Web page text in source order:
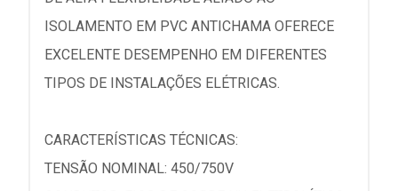
ISOLAMENTO EM PVC ANTICHAMA OFERECE
EXCELENTE DESEMPENHO EM DIFERENTES
TIPOS DE INSTALAÇÕES ELÉTRICAS.
CARACTERÍSTICAS TÉCNICAS:
TENSÃO NOMINAL: 450/750V